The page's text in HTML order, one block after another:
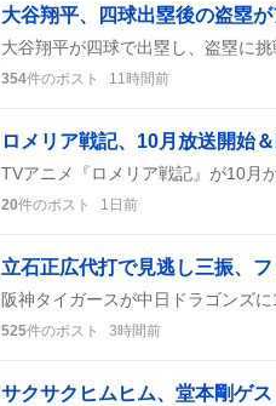
354件のポスト 11時間前
20件のポスト 1日前
525件のポスト 3時間前
サクサクヒムヒム、堂本剛ゲ